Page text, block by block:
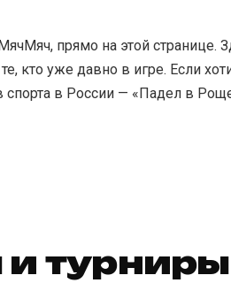
прямо на этой странице.
кто уже давно в игре. Если
спорта в России — «Падел в
турниры